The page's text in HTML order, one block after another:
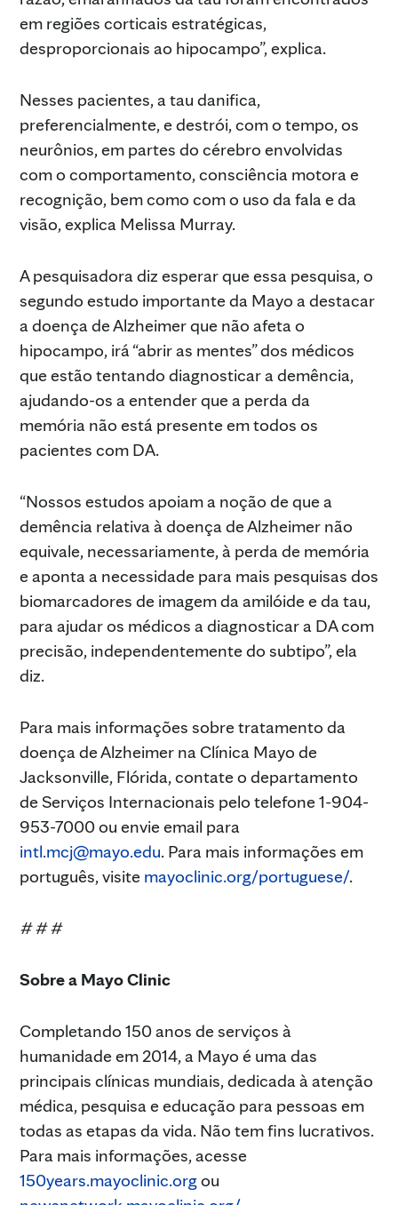
em regiões corticais estratégicas,
desproporcionais ao hipocampo”, explica.
Nesses pacientes, a tau danifica,
preferencialmente, e destrói, com o tempo, os
neurônios, em partes do cérebro envolvidas
com o comportamento, consciência motora e
recognição, bem como com o uso da fala e da
visão, explica Melissa Murray.
A pesquisadora diz esperar que essa pesquisa, o
segundo estudo importante da Mayo a destacar
a doença de Alzheimer que não afeta o
hipocampo, irá “abrir as mentes” dos médicos
que estão tentando diagnosticar a demência,
ajudando-os a entender que a perda da
memória não está presente em todos os
pacientes com DA.
“Nossos estudos apoiam a noção de que a
demência relativa à doença de Alzheimer não
equivale, necessariamente, à perda de memória
e aponta a necessidade para mais pesquisas dos
biomarcadores de imagem da amilóide e da tau,
para ajudar os médicos a diagnosticar a DA com
precisão, independentemente do subtipo”, ela
diz.
Para mais informações sobre tratamento da
doença de Alzheimer na Clínica Mayo de
Jacksonville, Flórida, contate o departamento
de Serviços Internacionais pelo telefone 1-904-
953-7000 ou envie email para
intl.mcj@mayo.edu. Para mais informações em
português, visite mayoclinic.org/portuguese/.
# # #
Sobre a Mayo Clinic
Completando 150 anos de serviços à
humanidade em 2014, a Mayo é uma das
principais clínicas mundiais, dedicada à atenção
médica, pesquisa e educação para pessoas em
todas as etapas da vida. Não tem fins lucrativos.
Para mais informações, acesse
150years.mayoclinic.orgou